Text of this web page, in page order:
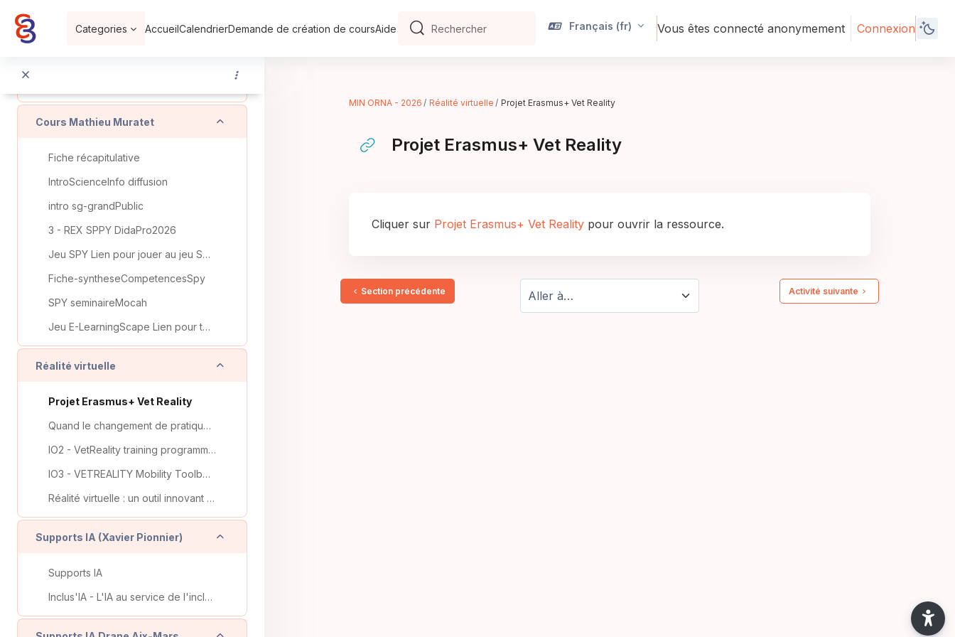
Categories AccueilCalendrierDemande de création de coursAide
Rechercher
Rechercher
Français ‎(fr)‎ Vous êtes connecté anonymement Connexion
Outils numériques et communication Replier
Cours Mathieu Muratet Replier
Fiche récapitulative
IntroScienceInfo diffusion
intro sg-grandPublic
3 - REX SPPY DidaPro2026
Jeu SPY Lien pour jouer au jeu SPY : https://spy.l...
Fiche-syntheseCompetencesSpy
SPY seminaireMocah
Jeu E-LearningScape Lien pour télécharger l'escape...
Réalité virtuelle Replier
Projet Erasmus+ Vet Reality
Quand le changement de pratiques en formation professionnelle se télescope avec une pandémie, éléments issus d'une recherche-action-formation VET-Reality
IO2 - VetReality training programme fot VET teachers and trainers
IO3 - VETREALITY Mobility Toolbox for VET teachers and trainers
Réalité virtuelle : un outil innovant pour découvrir des métiers ?
Supports IA (Xavier Pionnier) Replier
Supports IA
Inclus'IA - L'IA au service de l'inclusion scolaire
MIN ORNA - 2026 Réalité virtuelle Projet Erasmus+ Vet Reality
Projet Erasmus+ Vet Reality
Cliquer sur Projet Erasmus+ Vet Reality pour ouvrir la ressource.
Section précédente
Aller à…
Activité suivante